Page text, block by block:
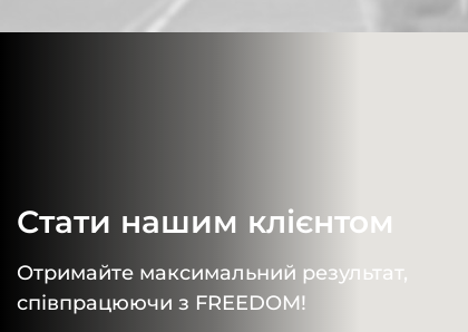
Стати нашим клієнтом
Отримайте максимальний результат,
співпрацюючи з FREEDOM!